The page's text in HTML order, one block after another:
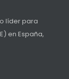
líder para
en España,